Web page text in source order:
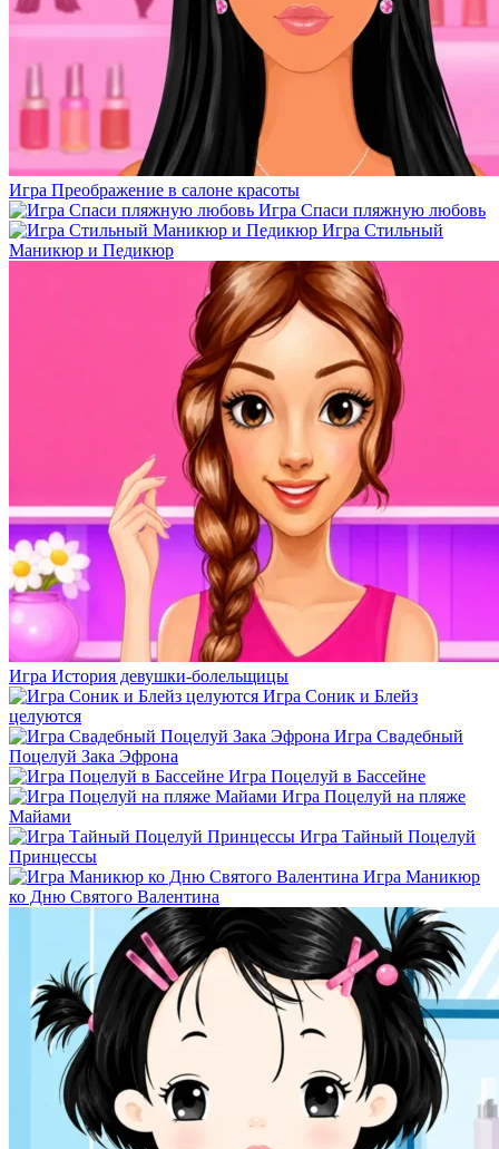
Игра Преображение в салоне красоты
Игра Спаси пляжную любовь
Игра Стильный
Маникюр и Педикюр
Игра История девушки-болельщицы
Игра Соник и Блейз
целуются
Игра Свадебный
Поцелуй Зака Эфрона
Игра Поцелуй в Бассейне
Игра Поцелуй на пляже
Майами
Игра Тайный Поцелуй
Принцессы
Игра Маникюр
ко Дню Святого Валентина